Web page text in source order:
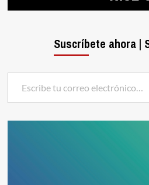
Suscríbete ahora |
Escribe tu correo electrónico…